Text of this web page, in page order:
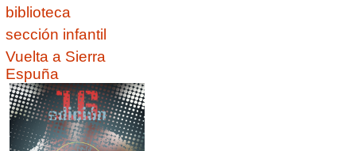
biblioteca
sección infantil
Vuelta a Sierra
Espuña